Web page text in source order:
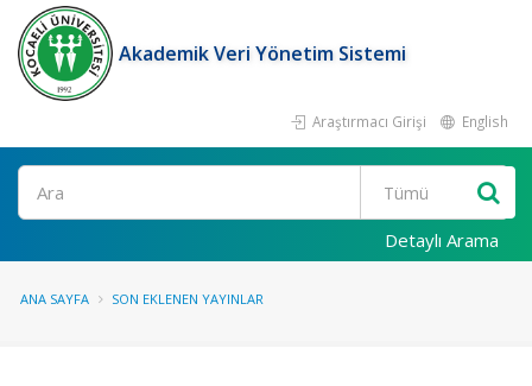
Akademik Veri Yönetim Sistemi
Araştırmacı Girişi English
Ara
Detaylı Arama
ANA SAYFA SON EKLENEN YAYINLAR